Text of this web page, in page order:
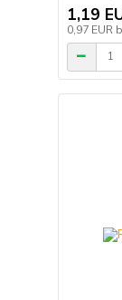
1,19
0,97 EUR